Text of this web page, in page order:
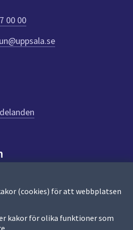
(cookies) för att webbplatsen
kakor för olika funktioner som
00 00
diarium